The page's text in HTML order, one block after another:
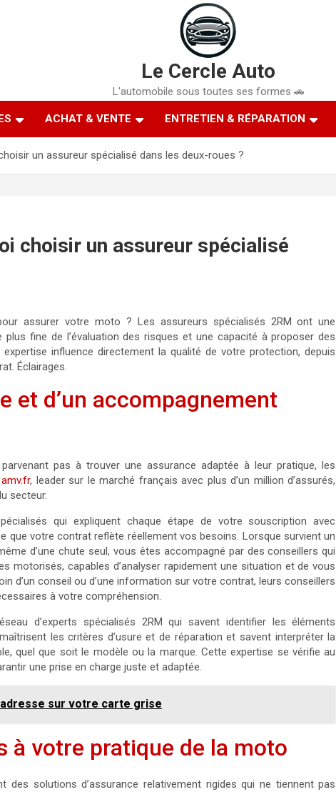
Le Cercle Auto
L'automobile sous toutes ses formes 🚗
ACHAT & VENTE ENTRETIEN & RÉPARATION
un assureur spécialisé dans les deux-roues ?
choisir un assureur spécialisé
assurer votre moto ? Les assureurs spécialisés 2RM ont une
fine de l’évaluation des risques et une capacité à proposer des
influence directement la qualité de votre protection, depuis
Éclairages.
et d’un accompagnement
pas à trouver une assurance adaptée à leur pratique, les
amv.fr, leader sur le marché français avec plus d’un million d’assurés,
secteur.
qui expliquent chaque étape de votre souscription avec
que votre contrat reflète réellement vos besoins. Lorsque survient un
d’une chute seul, vous êtes accompagné par des conseillers qui
motorisés, capables d’analyser rapidement une situation et de vous
d’un conseil ou d’une information sur votre contrat, leurs conseillers
à votre compréhension.
d’experts spécialisés 2RM qui savent identifier les éléments
les critères d’usure et de réparation et savent interpréter la
quel que soit le modèle ou la marque. Cette expertise se vérifie au
une prise en charge juste et adaptée.
sur votre carte grise
à votre pratique de la moto
des solutions d’assurance relativement rigides qui ne tiennent pas